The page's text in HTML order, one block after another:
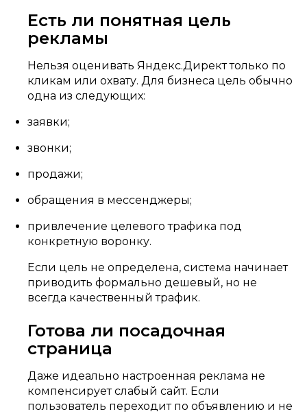
Есть ли понятная цель
рекламы
Нельзя оценивать Яндекс.Директ только по
кликам или охвату. Для бизнеса цель обычно
одна из следующих:
заявки;
звонки;
продажи;
обращения в мессенджеры;
привлечение целевого трафика под
конкретную воронку.
Если цель не определена, система начинает
приводить формально дешевый, но не
всегда качественный трафик.
Готова ли посадочная
страница
Даже идеально настроенная реклама не
компенсирует слабый сайт. Если
пользователь переходит по объявлению и не